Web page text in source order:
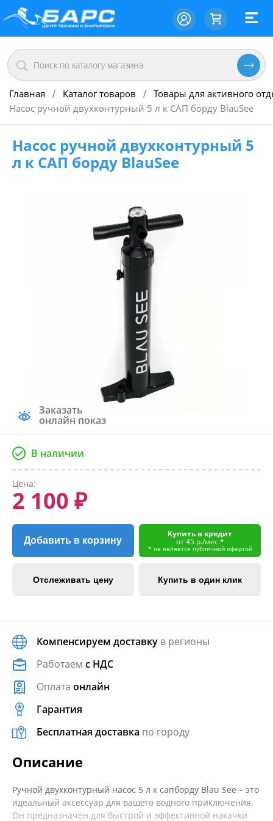
Главная / Каталог товаров / Товары для активного
Насос ручной двухконтурный 5 л к САП борду BlauSee
Насос ручной двухконтурный 5
л к САП борду BlauSee
Заказать
онлайн показ
В наличии
Цена:
2 100 ₽
Добавить в корзину
Купить в кредит
от 45 р./мес.*
* не является публичной офертой
Отслеживать цену Купить в один клик
Компенсируем доставку в регионы
Работаем с НДС
Оплата онлайн
Гарантия
Бесплатная доставка по городу
Описание
Ручной двухконтурный насос 5 л к сапборду Blau See – это
идеальный аксессуар для вашего водного приключения.
Он предназначен для быстрой и эффективной накачки